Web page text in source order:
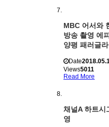
MBC 어서와
방송 촬영 에
양평 패러글
Date
Views5011
Read More
채널A 하트시
영